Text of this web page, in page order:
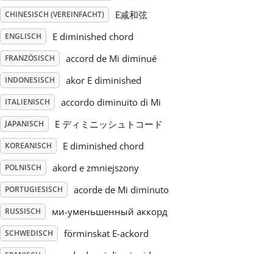
Русский
Svenska
Tiếng Việt
Türkçe
Українська
简体中文
繁體中文
CHINESISCH (VEREINFACHT) E减和弦
ENGLISCH E diminished chord
FRANZÖSISCH accord de Mi diminué
INDONESISCH akor E diminished
ITALIENISCH accordo diminuito di Mi
JAPANISCH E ディミニッシュトコード
KOREANISCH E diminished chord
POLNISCH akord e zmniejszony
PORTUGIESISCH acorde de Mi diminuto
RUSSISCH ми-уменьшенный аккорд
SCHWEDISCH förminskat E-ackord